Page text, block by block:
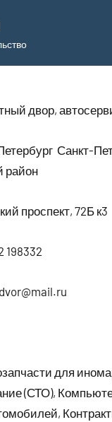
двор,
Санкт-
район
проспект, 72Б к3
198332
для
(СТО),